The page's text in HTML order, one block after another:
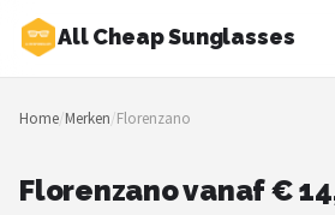
All Cheap Sunglasses
Zoeken
NAVIGATIE
Home/Merken/Florenzano
Florenzano vanaf €